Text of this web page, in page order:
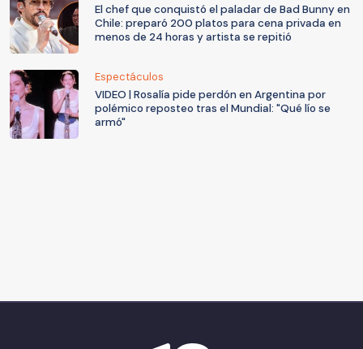
El chef que conquistó el paladar de Bad Bunny en
Chile: preparó 200 platos para cena privada en
menos de 24 horas y artista se repitió
Espectáculos
VIDEO | Rosalía pide perdón en Argentina por
polémico reposteo tras el Mundial: "Qué lío se
armó"